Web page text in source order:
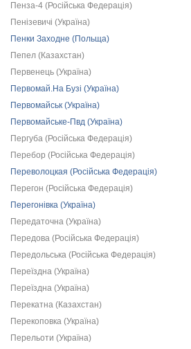
Пенза-4 (Російська Федерація)
Пенізевичі (Україна)
Пенки Заходне (Польща)
Пепел (Казахстан)
Первенець (Україна)
Первомай.На Бузі (Україна)
Первомайськ (Україна)
Первомайське-Пвд (Україна)
Пергуба (Російська Федерація)
Перебор (Російська Федерація)
Переволоцкая (Російська Федерація)
Перегон (Російська Федерація)
Перегонівка (Україна)
Передаточна (Україна)
Передова (Російська Федерація)
Передольська (Російська Федерація)
Переїздна (Україна)
Переїздна (Україна)
Перекатна (Казахстан)
Перекоповка (Україна)
Перельоти (Україна)